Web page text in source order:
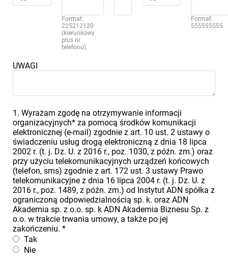
Format:
225212120
(kierunkowy
plus nr
telefonu)
Format:
555555555
UWAGI
1. Wyrażam zgodę na otrzymywanie informacji
organizacyjnych* za pomocą środków komunikacji
elektronicznej (e-mail) zgodnie z art. 10 ust. 2 ustawy o
świadczeniu usług drogą elektroniczną z dnia 18 lipca
2002 r. (t. j. Dz. U. z 2016 r., poz. 1030, z późn. zm.) oraz
przy użyciu telekomunikacyjnych urządzeń końcowych
(telefon, sms) zgodnie z art. 172 ust. 3 ustawy Prawo
telekomunikacyjne z dnia 16 lipca 2004 r. (t. j. Dz. U. z
2016 r., poz. 1489, z późn. zm.) od Instytut ADN spółka z
ograniczoną odpowiedzialnością sp. k. oraz ADN
Akademia sp. z o.o. sp. k ADN Akademia Biznesu Sp. z
o.o. w trakcie trwania umowy, a także po jej
zakończeniu. *
Tak
Nie